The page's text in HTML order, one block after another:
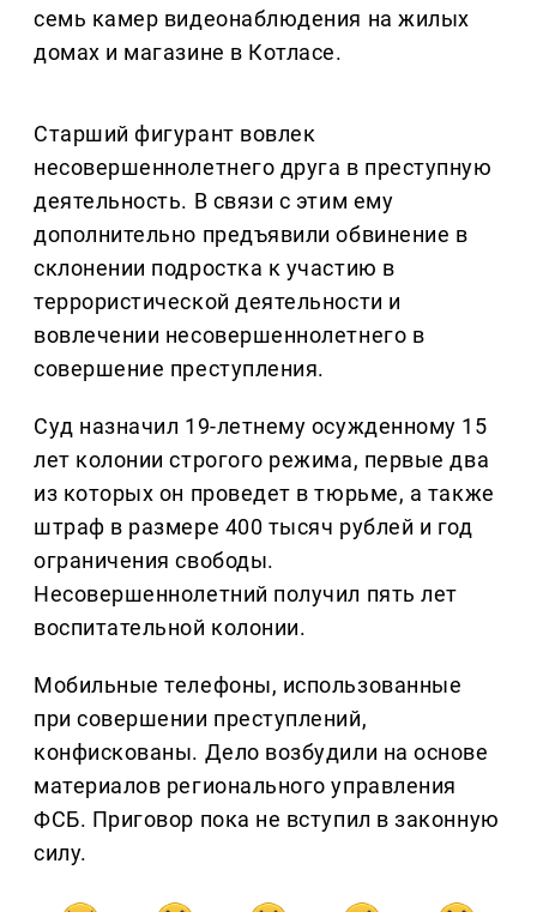
семь камер видеонаблюдения на жилых
домах и магазине в Котласе.
Старший фигурант вовлек
несовершеннолетнего друга в преступную
деятельность. В связи с этим ему
дополнительно предъявили обвинение в
склонении подростка к участию в
террористической деятельности и
вовлечении несовершеннолетнего в
совершение преступления.
Суд назначил 19-летнему осужденному 15
лет колонии строгого режима, первые два
из которых он проведет в тюрьме, а также
штраф в размере 400 тысяч рублей и год
ограничения свободы.
Несовершеннолетний получил пять лет
воспитательной колонии.
Мобильные телефоны, использованные
при совершении преступлений,
конфискованы. Дело возбудили на основе
материалов регионального управления
ФСБ. Приговор пока не вступил в законную
силу.